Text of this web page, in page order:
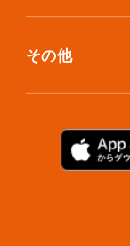
ご利用者の声
プラン診断
シューズリペア
ボックスのお取
お預け入れ(集荷)
その他
サマリーポケッ
お知らせ・メデ
お問い合わせ
法人利用をご検